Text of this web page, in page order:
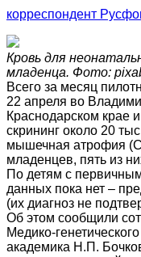
корреспондент
Кровь для
младенца. Фото:
Всего за месяц
22 апреля во
Краснодарском крае
скрининг около 20
мышечная атрофия
младенцев, пять из
По детям с
данных пока нет –
(их диагноз не
Об этом сообщили
академика Н.П.